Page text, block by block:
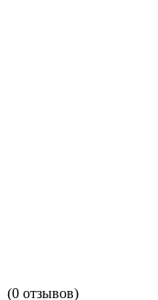
(0 отзывов)